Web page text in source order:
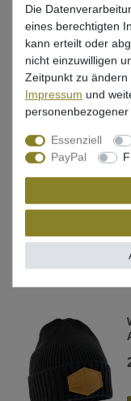
Die
eines berechtigten
kann erteilt oder
nicht einzuwilligen
Zeitpunkt zu
Impressum und
Essenziell
PayPal